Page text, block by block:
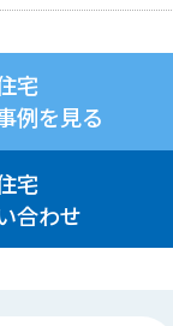
宅
例を見る
宅
合わせ